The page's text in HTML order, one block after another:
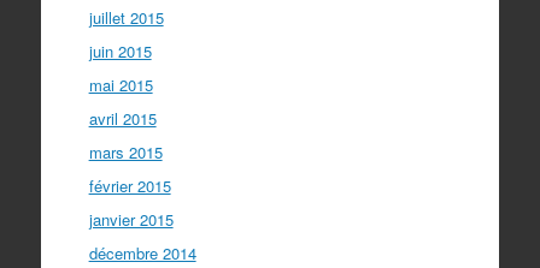
juillet 2015
juin 2015
mai 2015
avril 2015
mars 2015
février 2015
janvier 2015
décembre 2014